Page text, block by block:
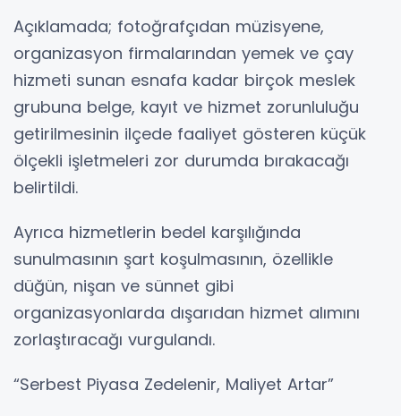
Açıklamada; fotoğrafçıdan müzisyene,
organizasyon firmalarından yemek ve çay
hizmeti sunan esnafa kadar birçok meslek
grubuna belge, kayıt ve hizmet zorunluluğu
getirilmesinin ilçede faaliyet gösteren küçük
ölçekli işletmeleri zor durumda bırakacağı
belirtildi.
Ayrıca hizmetlerin bedel karşılığında
sunulmasının şart koşulmasının, özellikle
düğün, nişan ve sünnet gibi
organizasyonlarda dışarıdan hizmet alımını
zorlaştıracağı vurgulandı.
“Serbest Piyasa Zedelenir, Maliyet Artar”